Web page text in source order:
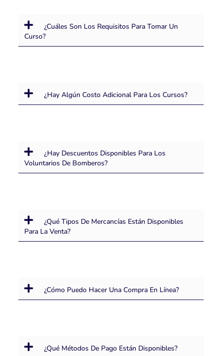
¿Cuáles Son Los Requisitos Para Tomar Un
Curso?
¿Hay Algún Costo Adicional Para Los Cursos?
¿Hay Descuentos Disponibles Para Los
Voluntarios De Bomberos?
¿Qué Tipos De Mercancías Están Disponibles
Para La Venta?
¿Cómo Puedo Hacer Una Compra En Línea?
¿Qué Métodos De Pago Están Disponibles?